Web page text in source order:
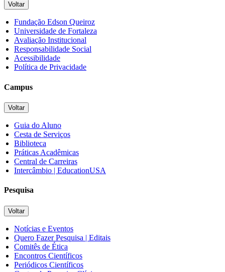
Voltar
Fundação Edson Queiroz
Universidade de Fortaleza
Avaliação Institucional
Responsabilidade Social
Acessibilidade
Política de Privacidade
Campus
Voltar
Guia do Aluno
Cesta de Serviços
Biblioteca
Práticas Acadêmicas
Central de Carreiras
Intercâmbio | EducationUSA
Pesquisa
Voltar
Notícias e Eventos
Quero Fazer Pesquisa | Editais
Comitês de Ética
Encontros Científicos
Periódicos Científicos